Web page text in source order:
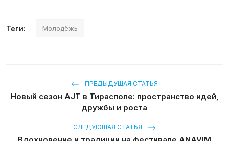
Теги: Молодёжь
ПРЕДЫДУЩАЯ СТАТЬЯ
Новый сезон AJT в Тирасполе: пространство идей,
дружбы и роста
СЛЕДУЮЩАЯ СТАТЬЯ